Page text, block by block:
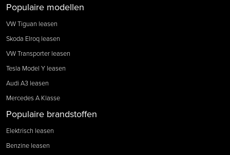
Populaire modellen
VW Tiguan leasen
Skoda Elroq leasen
VW Transporter leasen
Tesla Model Y leasen
Audi A3 leasen
Mercedes A Klasse
Populaire brandstoffen
Elektrisch leasen
Benzine leasen